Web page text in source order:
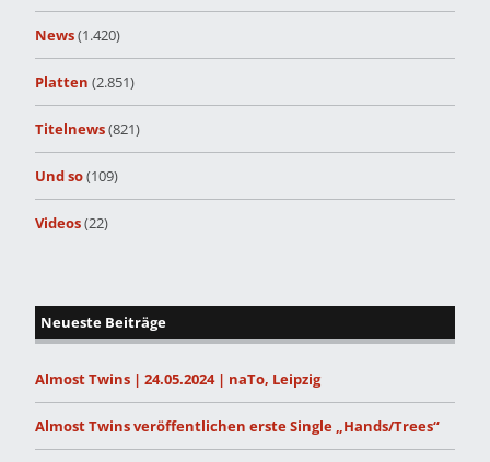
News(1.420)
Platten (2.851)
Titelnews(821)
Und so(109)
Videos(22)
Neueste Beiträge
Almost Twins | 24.05.2024 | naTo, Leipzig
Almost Twins veröffentlichen erste Single „Hands/Trees“